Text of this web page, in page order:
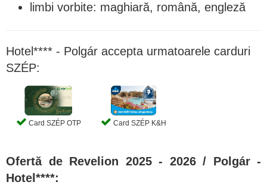
limbi vorbite: maghiară, română, engleză
Hotel**** - Polgár accepta urmatoarele carduri
SZÉP:
Card SZÉP OTP Card SZÉP K&H
Ofertă de Revelion 2025 - 2026 / Polgár -
Hotel****: